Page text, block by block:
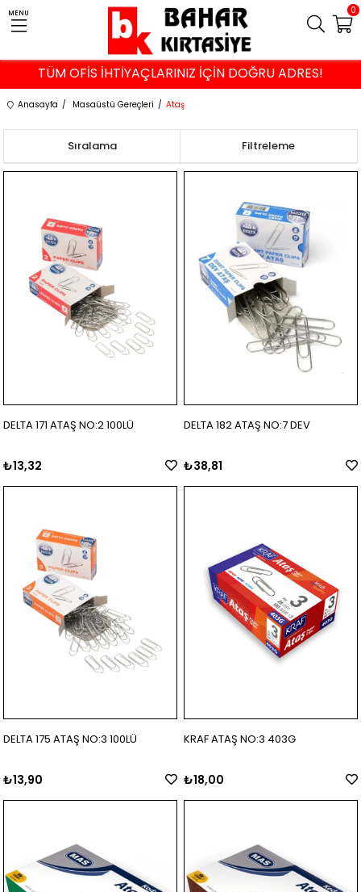
ÜZERİ ALIŞVERİŞLERDE İSTANBUL VE KOCAELİ'NE
TÜM OFİS İHTİYAÇLARINIZ İÇİN DOĞRU ADRES!
MENU 0
Anasayfa Masaüstü Gereçleri Ataş
Filtreleme
Sıralama
DELTA 171 ATAŞ NO:2 100LÜ
₺13,32
DELTA 182 ATAŞ NO:7 DEV
₺38,81
DELTA 175 ATAŞ NO:3 100LÜ
₺13,90
KRAF ATAŞ NO:3 403G
₺18,00